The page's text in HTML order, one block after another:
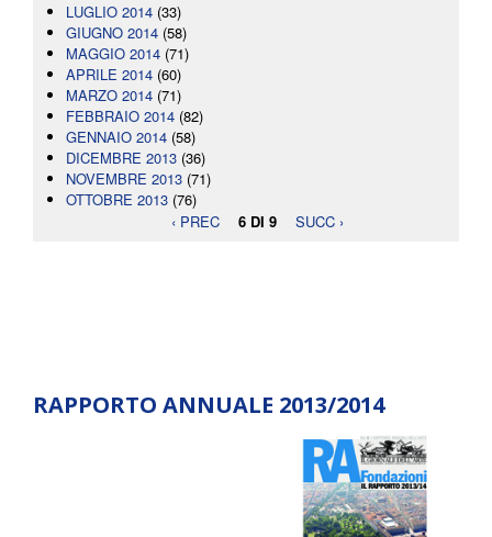
LUGLIO 2014 (33)
GIUGNO 2014 (58)
MAGGIO 2014 (71)
APRILE 2014 (60)
MARZO 2014 (71)
FEBBRAIO 2014 (82)
GENNAIO 2014 (58)
DICEMBRE 2013 (36)
NOVEMBRE 2013 (71)
OTTOBRE 2013 (76)
‹ PREC
6 DI 9 SUCC ›
RAPPORTO ANNUALE 2013/2014